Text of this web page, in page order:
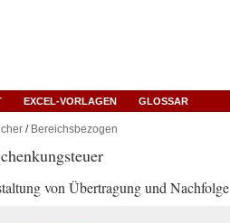
EXCEL-VORLAGEN GLOSSAR
/ Bereichsbezogen
von Übertragung und Nachfolge